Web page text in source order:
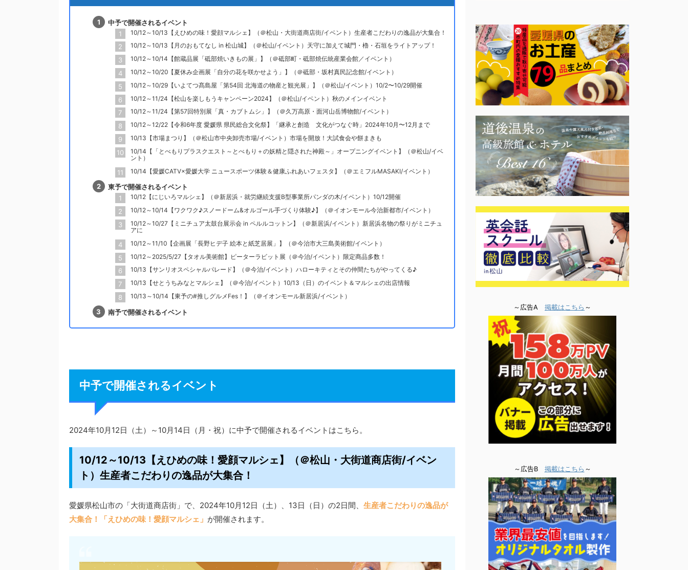
中予で開催されるイベント
10/12～10/13【えひめの味！愛顔マルシェ】（＠松山・大街道商店街/イベント）生産者こだわりの逸品が大集合！
10/12～10/13【月のおもてなし in 松山城】（＠松山/イベント）天守に加えて城門・櫓・石垣をライトアップ！
10/12～10/14【館蔵品展「砥部焼いきもの展」】（＠砥部町・砥部焼伝統産業会館／イベント）
10/12～10/20【夏休み企画展「自分の花を咲かせよう」】（＠砥部・坂村真民記念館/イベント）
10/12～10/29【いよてつ髙島屋「第54回 北海道の物産と観光展」】（＠松山/イベント）10/2〜10/29開催
10/12～11/24【松山を楽しもうキャンペーン2024】（＠松山/イベント）秋のメインイベント
10/12～11/24【第57回特別展「真・カブトムシ」】（＠久万高原・面河山岳博物館/イベント）
10/12～12/22【令和6年度 愛媛県 県民総合文化祭】「継承と創造 文化がつなぐ時」2024年10月〜12月まで
10/13【市場まつり】（＠松山市中央卸売市場/イベント）市場を開放！大試食会や餅まきも
10/14【「とべもりプラスクエスト～とべもり＋の妖精と隠された神殿～」オープニングイベント】（＠松山/イベ
ント）
10/14【愛媛CATV×愛媛大学 ニュースポーツ体験＆健康ふれあいフェスタ】（＠エミフルMASAKI/イベント）
東予で開催されるイベント
10/12【にじいろマルシェ】（＠新居浜・就労継続支援B型事業所パンダの木/イベント）10/12開催
10/12～10/14【ワクワク♪スノードーム&オルゴール手づくり体験♪】（＠イオンモール今治新都市/イベント）
10/12～10/27【ミニチュア太鼓台展示会 in ペルルコットン】（＠新居浜/イベント）新居浜名物の祭りがミニチュ
アに
10/12～11/10【企画展「長野ヒデ子 絵本と紙芝居展」】（＠今治市大三島美術館/イベント）
10/12～2025/5/27【タオル美術館】ピーターラビット展（＠今治/イベント）限定商品多数！
10/13【サンリオスペシャルパレード】（＠今治/イベント）ハローキティとその仲間たちがやってくる♪
10/13【せとうちみなとマルシェ】（＠今治/イベント）10/13（日）のイベント＆マルシェの出店情報
10/13～10/14【東予の#推しグルメFes！】（＠イオンモール新居浜/イベント）
南予で開催されるイベント
中予で開催されるイベント
2024年10月12日（土）～10月14日（月・祝）に中予で開催されるイベントはこちら。
10/12～10/13【えひめの味！愛顔マルシェ】（＠松山・大街道商店街/イベン
ト）生産者こだわりの逸品が大集合！
愛媛県松山市の「大街道商店街」で、2024年10月12日（土）、13日（日）の2日間、 生産者こだわりの逸品が
大集合！「えひめの味！愛顔マルシェ」 が開催されます。
～広告A 掲載はこちら ～
～広告B 掲載はこちら ～